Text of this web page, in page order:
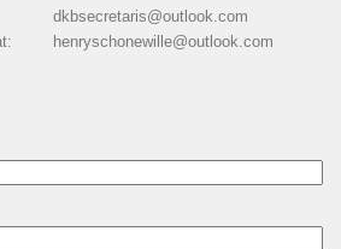
dkbsecretaris@outlook.com
henryschonewille@outlook.com